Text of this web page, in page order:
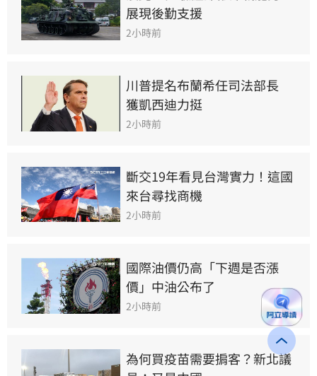
展現後勤支援
2小時前
川普提名布蘭希任司法部長
獲凱西迪力挺
2小時前
斷交19年看見台灣實力！這國
來台尋找商機
2小時前
國際油價仍高「下週是否漲
價」中油公布了
2小時前
為何買疫苗需要掮客？新北議